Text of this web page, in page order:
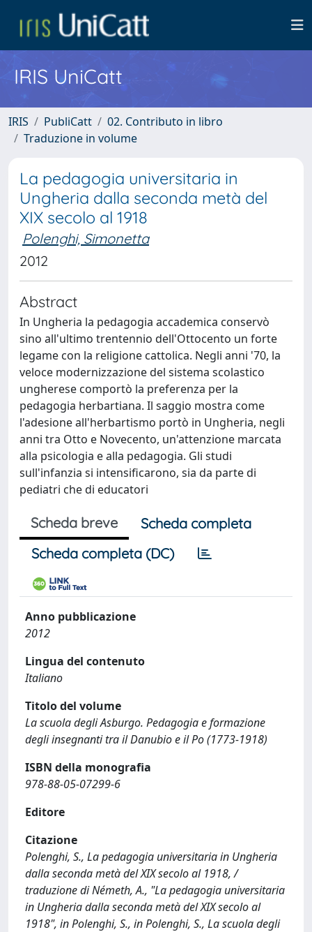
IRIS UniCatt
IRIS PubliCatt
02. Contributo in libro
Traduzione in volume
La pedagogia universitaria in
Ungheria dalla seconda metà del
XIX secolo al 1918
Polenghi, Simonetta
2012
Abstract
In Ungheria la pedagogia accademica conservò
sino all'ultimo trentennio dell'Ottocento un forte
legame con la religione cattolica. Negli anni '70, la
veloce modernizzazione del sistema scolastico
ungherese comportò la preferenza per la
pedagogia herbartiana. Il saggio mostra come
l'adesione all'herbartismo portò in Ungheria, negli
anni tra Otto e Novecento, un'attenzione marcata
alla psicologia e alla pedagogia. Gli studi
sull'infanzia si intensificarono, sia da parte di
pediatri che di educatori
Scheda breve
Scheda completa
Scheda completa (DC)
Anno pubblicazione
2012
Lingua del contenuto
Italiano
Titolo del volume
La scuola degli Asburgo. Pedagogia e formazione
degli insegnanti tra il Danubio e il Po (1773-1918)
ISBN della monografia
978-88-05-07299-6
Editore
Citazione
Polenghi, S., La pedagogia universitaria in Ungheria
dalla seconda metà del XIX secolo al 1918, /
traduzione di Németh, A., "La pedagogia universitaria
in Ungheria dalla seconda metà del XIX secolo al
1918", in Polenghi, S., in Polenghi, S., La scuola degli